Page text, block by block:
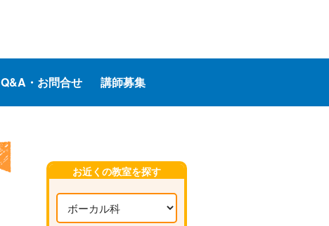
Q&A・お問合せ 講師募集
お近くの教室を探す